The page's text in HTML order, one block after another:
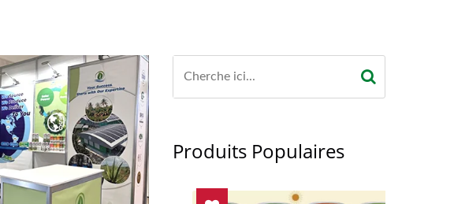
Produits Populaires